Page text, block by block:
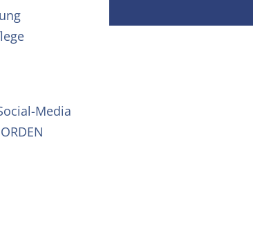
Media